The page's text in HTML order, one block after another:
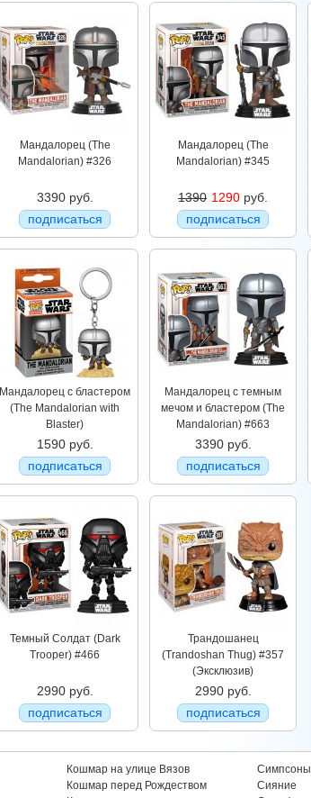
Мандалорец (The
Mandalorian) #326
3390 руб.
подписаться
Мандалорец (The
Mandalorian) #345
1390 1290 руб.
подписаться
Мандалорец с бластером
(The Mandalorian with
Blaster)
1590 руб.
подписаться
Мандалорец с темным
мечом и бластером (The
Mandalorian) #663
3390 руб.
подписаться
Темный Солдат (Dark
Trooper) #466
2990 руб.
подписаться
Трандошанец
(Trandoshan Thug) #357
(Эксклюзив)
2990 руб.
подписаться
Кошмар на улице Вязов
Кошмар перед Рождеством
Симпсоны
Сияние